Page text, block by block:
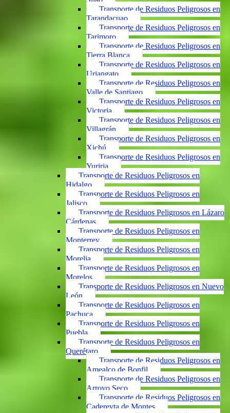
Transporte de Residuos Peligrosos en
Tarandacuao
Transporte de Residuos Peligrosos en
Tarimoro
Transporte de Residuos Peligrosos en
Tierra Blanca
Transporte de Residuos Peligrosos en
Uriangato
Transporte de Residuos Peligrosos en
Valle de Santiago
Transporte de Residuos Peligrosos en
Victoria
Transporte de Residuos Peligrosos en
Villagrán
Transporte de Residuos Peligrosos en
Xichú
Transporte de Residuos Peligrosos en
Yuriria
Transporte de Residuos Peligrosos en
Hidalgo
Transporte de Residuos Peligrosos en
Jalisco
Transporte de Residuos Peligrosos en Lázaro
Cárdenas
Transporte de Residuos Peligrosos en
Monterrey
Transporte de Residuos Peligrosos en
Morelia
Transporte de Residuos Peligrosos en
Morelos
Transporte de Residuos Peligrosos en Nuevo
León
Transporte de Residuos Peligrosos en
Pachuca
Transporte de Residuos Peligrosos en
Puebla
Transporte de Residuos Peligrosos en
Querétaro
Transporte de Residuos Peligrosos en
Amealco de Bonfil
Transporte de Residuos Peligrosos en
Arroyo Seco
Transporte de Residuos Peligrosos en
Cadereyta de Montes